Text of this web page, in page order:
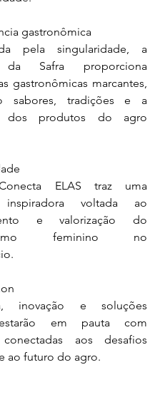
gastronômica
pela singularidade, a
da Safra proporciona
gastronômicas marcantes,
sabores, tradições e a
dos produtos do agro
ELAS traz uma
inspiradora voltada ao
e valorização do
feminino no
inovação e soluções
em pauta com
conectadas aos desafios
ao futuro do agro.